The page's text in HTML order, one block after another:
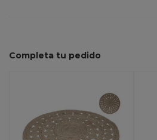
Completa tu pedido